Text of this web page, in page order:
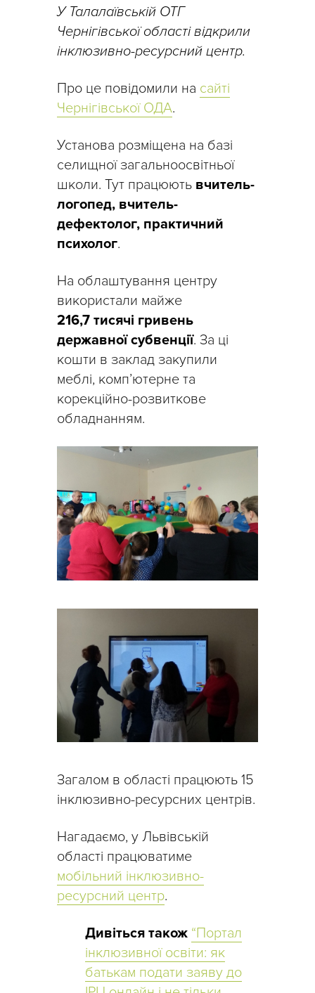
У Талалаївській ОТГ
Чернігівської області відкрили
інклюзивно-ресурсний центр.
Про це повідомили на сайті
Чернігівської ОДА.
Установа розміщена на базі
селищної загальноосвітньої
школи. Тут працюють вчитель-
логопед, вчитель-
дефектолог, практичний
психолог.
На облаштування центру
використали майже
216,7 тисячі гривень
державної субвенції. За ці
кошти в заклад закупили
меблі, комп’ютерне та
корекційно-розвиткове
обладнанням.
Загалом в області працюють 15
інклюзивно-ресурсних центрів.
Нагадаємо, у Львівській
області працюватиме
мобільний інклюзивно-
ресурсний центр.
Дивіться також “Портал
інклюзивної освіти: як
батькам подати заяву до